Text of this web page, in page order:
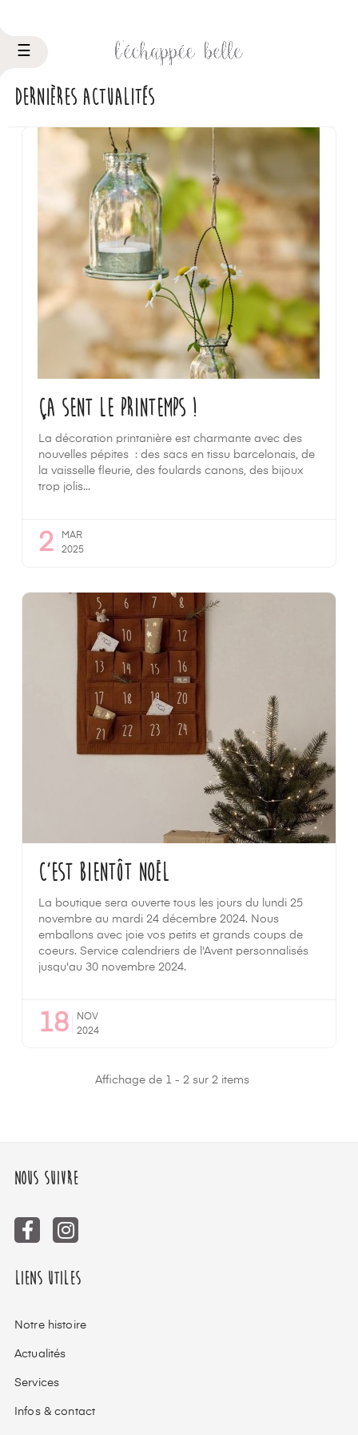
Basculer
navigation
☰
Dernières actualités
Ça sent le printemps !
La décoration printanière est charmante avec des
nouvelles pépites : des sacs en tissu barcelonais, de
la vaisselle fleurie, des foulards canons, des bijoux
trop jolis...
2
MAR
2025
C'est bientôt Noël
La boutique sera ouverte tous les jours du lundi 25
novembre au mardi 24 décembre 2024. Nous
emballons avec joie vos petits et grands coups de
coeurs. Service calendriers de l'Avent personnalisés
jusqu'au 30 novembre 2024.
18
NOV
2024
Affichage de 1 - 2 sur 2 items
Nous suivre
Liens utiles
Notre histoire
Actualités
Services
Infos & contact